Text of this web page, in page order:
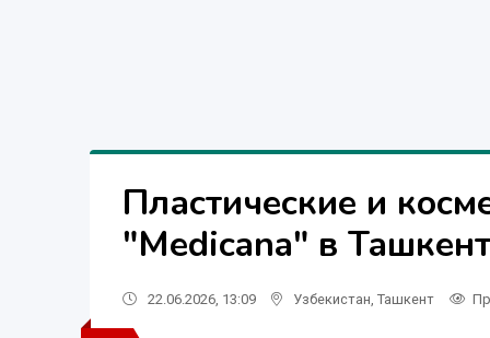
Пластические и
"Medicana" в
22.06.2026, 13:09 Узбекистан Ташкент